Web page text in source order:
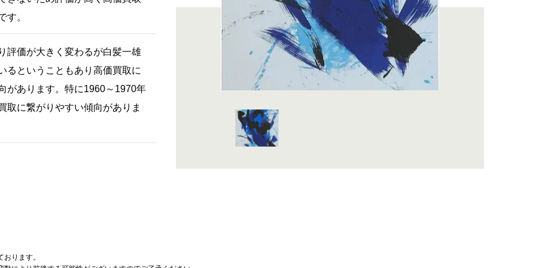
す。
評価が大きく変わるが白髪一雄
るということもあり高価買取に
があります。特に1960～1970年
取に繋がりやすい傾向がありま
ります。